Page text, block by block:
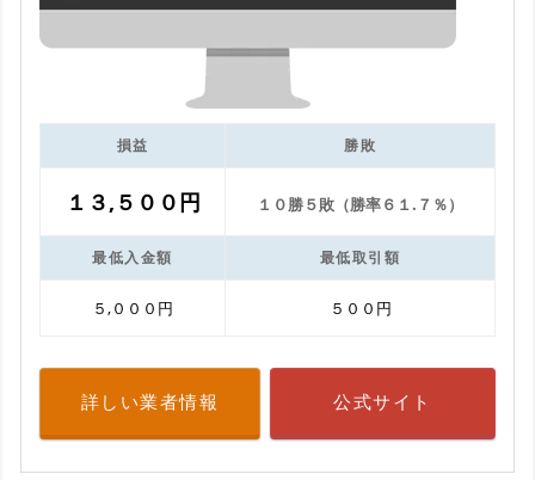
損益 勝敗
１３,５００円 １０勝５敗（勝率６１.７％）
最低入金額 最低取引額
５,０００円 ５００円
詳しい業者情報 公式サイト